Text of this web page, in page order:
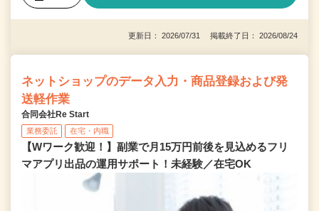
更新日： 2026/07/31 掲載終了日： 2026/08/24
ネットショップのデータ入力・商品登録および発
送軽作業
合同会社Re Start
業務委託 在宅・内職
【Wワーク歓迎！】副業で月15万円前後を見込めるフリ
マアプリ出品の運用サポート！未経験／在宅OK